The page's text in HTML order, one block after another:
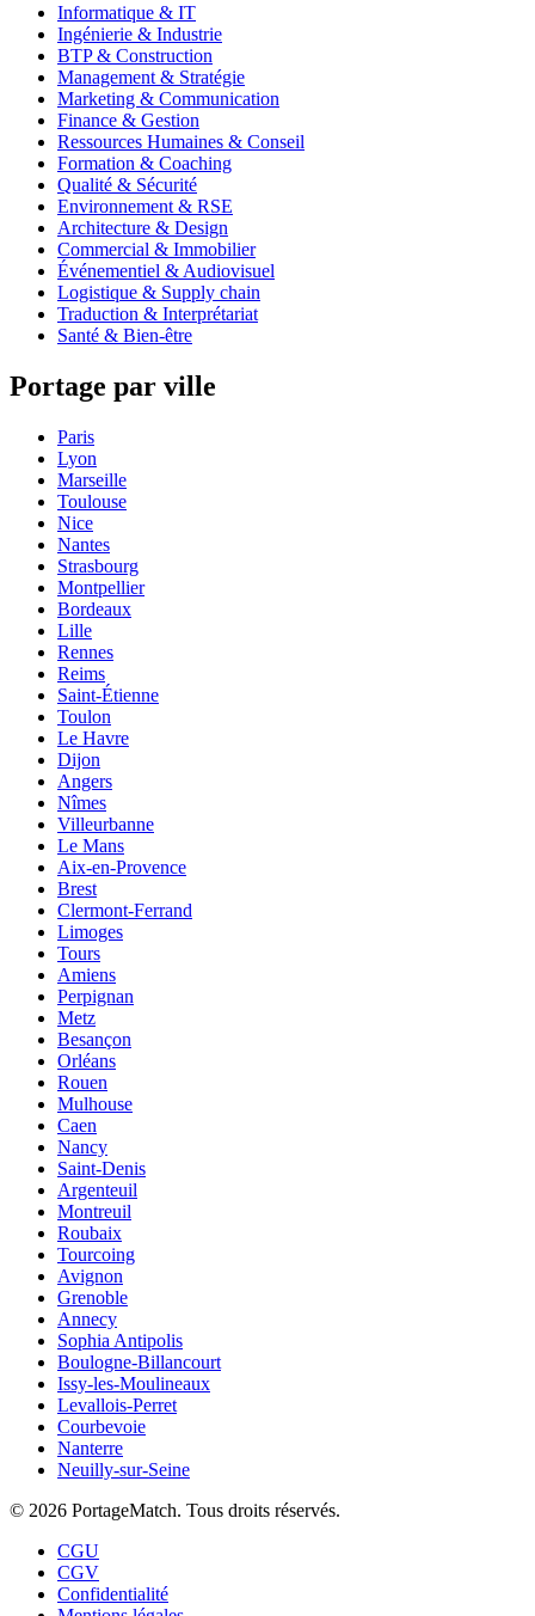
Informatique & IT
Ingénierie & Industrie
BTP & Construction
Management & Stratégie
Marketing & Communication
Finance & Gestion
Ressources Humaines & Conseil
Formation & Coaching
Qualité & Sécurité
Environnement & RSE
Architecture & Design
Commercial & Immobilier
Événementiel & Audiovisuel
Logistique & Supply chain
Traduction & Interprétariat
Santé & Bien-être
Portage par ville
Paris
Lyon
Marseille
Toulouse
Nice
Nantes
Strasbourg
Montpellier
Bordeaux
Lille
Rennes
Reims
Saint-Étienne
Toulon
Le Havre
Dijon
Angers
Nîmes
Villeurbanne
Le Mans
Aix-en-Provence
Brest
Clermont-Ferrand
Limoges
Tours
Amiens
Perpignan
Metz
Besançon
Orléans
Rouen
Mulhouse
Caen
Nancy
Saint-Denis
Argenteuil
Montreuil
Roubaix
Tourcoing
Avignon
Grenoble
Annecy
Sophia Antipolis
Boulogne-Billancourt
Issy-les-Moulineaux
Levallois-Perret
Courbevoie
Nanterre
Neuilly-sur-Seine
© 2026 PortageMatch. Tous droits réservés.
CGU
CGV
Confidentialité